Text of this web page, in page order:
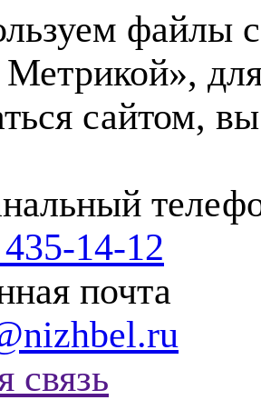
файлы
сайтом,
14-12
почта
связь